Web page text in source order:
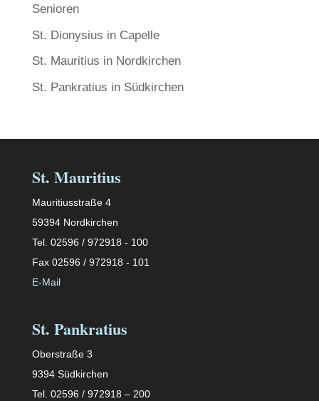
Senioren
St. Dionysius in Capelle
St. Mauritius in Nordkirchen
St. Pankratius in Südkirchen
St. Mauritius
Mauritiusstraße 4
59394 Nordkirchen
Tel. 02596 / 972918 - 100
Fax 02596 / 972918 - 101
E-Mail
St. Pankratius
Oberstraße 3
9394 Südkirchen
Tel. 02596 / 972918 – 200